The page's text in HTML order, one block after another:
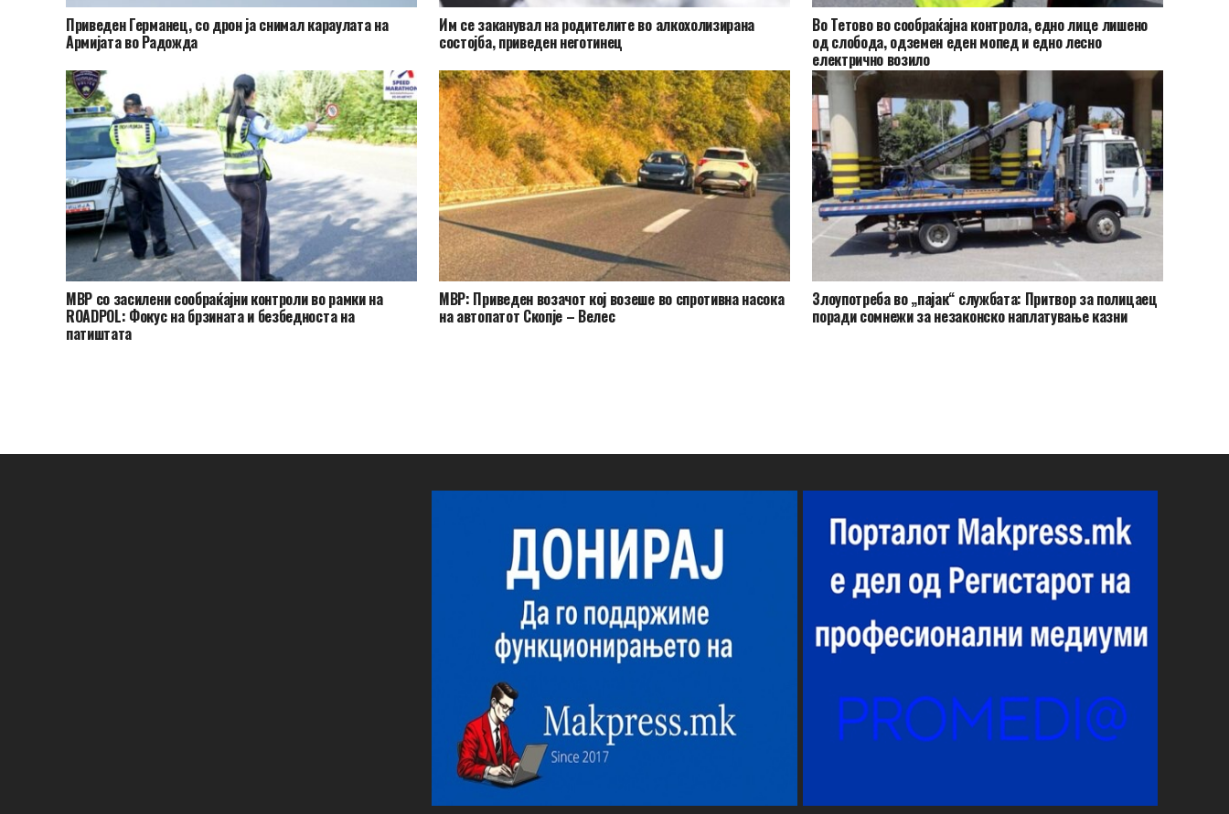
Приведен Германец, со дрон ја снимал караулата на
Армијата во Радожда
Им се заканувал на родителите во алкохолизирана
состојба, приведен неготинец
Во Тетово во сообраќајна контрола, едно лице лишено
од слобода, одземен еден мопед и едно лесно
електрично возило
МВР со засилени сообраќајни контроли во рамки на
ROADPOL: Фокус на брзината и безбедноста на
патиштата
МВР: Приведен возачот кој возеше во спротивна насока
на автопатот Скопје – Велес
Злоупотреба во „пајак“ службата: Притвор за полицаец
поради сомнежи за незаконско наплатување казни